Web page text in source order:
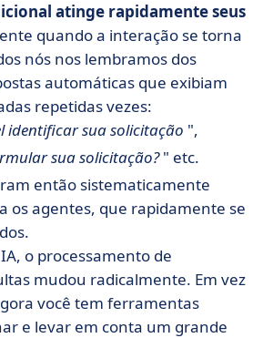
atinge rapidamente seus
quando a interação se torna
nós nos lembramos dos
automáticas que exibiam
repetidas vezes:
identificar sua solicitação ",
sua solicitação?" etc.
então sistematicamente
os agentes, que rapidamente se
o processamento de
mudou radicalmente. Em vez
você tem ferramentas
e levar em conta um grande